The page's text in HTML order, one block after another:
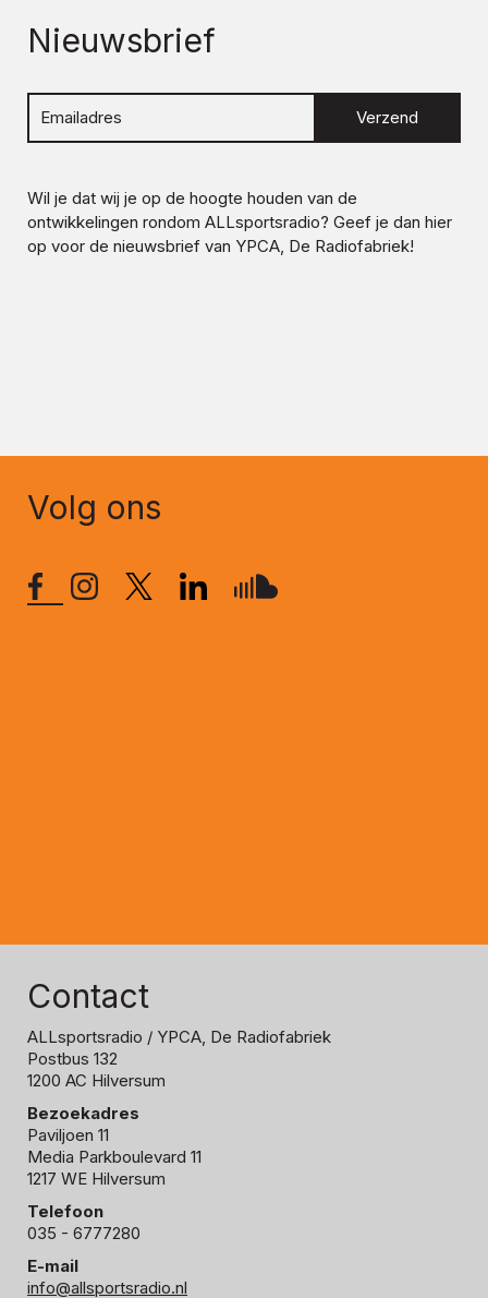
Nieuwsbrief
Verzend
Wil je dat wij je op de hoogte houden van de
ontwikkelingen rondom ALLsportsradio? Geef je dan hier
op voor de nieuwsbrief van YPCA, De Radiofabriek!
Volg ons
Contact
ALLsportsradio / YPCA, De Radiofabriek
Postbus 132
1200 AC Hilversum
Bezoekadres
Paviljoen 11
Media Parkboulevard 11
1217 WE Hilversum
Telefoon
035 - 6777280
E-mail
info@allsportsradio.nl